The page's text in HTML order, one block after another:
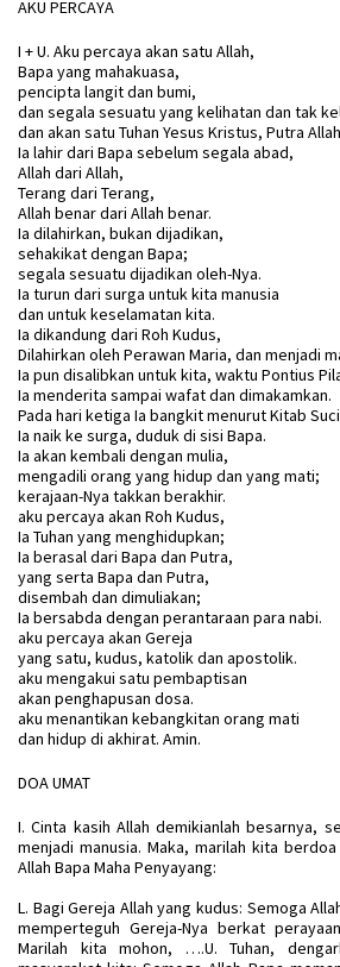
AKU PERCAYA
I + U. Aku percaya akan satu Allah,
Bapa yang mahakuasa,
pencipta langit dan bumi,
dan segala sesuatu yang kelihatan dan tak
dan akan satu Tuhan Yesus Kristus, Putra
Ia lahir dari Bapa sebelum segala abad,
Allah dari Allah,
Terang dari Terang,
Allah benar dari Allah benar.
Ia dilahirkan, bukan dijadikan,
sehakikat dengan Bapa;
segala sesuatu dijadikan oleh-Nya.
Ia turun dari surga untuk kita manusia
dan untuk keselamatan kita.
Ia dikandung dari Roh Kudus,
Dilahirkan oleh Perawan Maria, dan menjadi
Ia pun disalibkan untuk kita, waktu Pontius
Ia menderita sampai wafat dan dimakamkan.
Pada hari ketiga Ia bangkit menurut Kitab
Ia naik ke surga, duduk di sisi Bapa.
Ia akan kembali dengan mulia,
mengadili orang yang hidup dan yang mati;
kerajaan-Nya takkan berakhir.
aku percaya akan Roh Kudus,
Ia Tuhan yang menghidupkan;
Ia berasal dari Bapa dan Putra,
yang serta Bapa dan Putra,
disembah dan dimuliakan;
Ia bersabda dengan perantaraan para nabi.
aku percaya akan Gereja
yang satu, kudus, katolik dan apostolik.
aku mengakui satu pembaptisan
akan penghapusan dosa.
aku menantikan kebangkitan orang mati
dan hidup di akhirat. Amin.
DOA UMAT
I. Cinta kasih Allah demikianlah besarnya,
menjadi manusia. Maka, marilah kita
Allah Bapa Maha Penyayang:
L. Bagi Gereja Allah yang kudus: Semoga
memperteguh Gereja-Nya berkat
Marilah kita mohon, ….U. Tuhan,